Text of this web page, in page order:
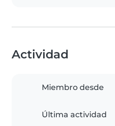
Actividad
Miembro desde
Última actividad